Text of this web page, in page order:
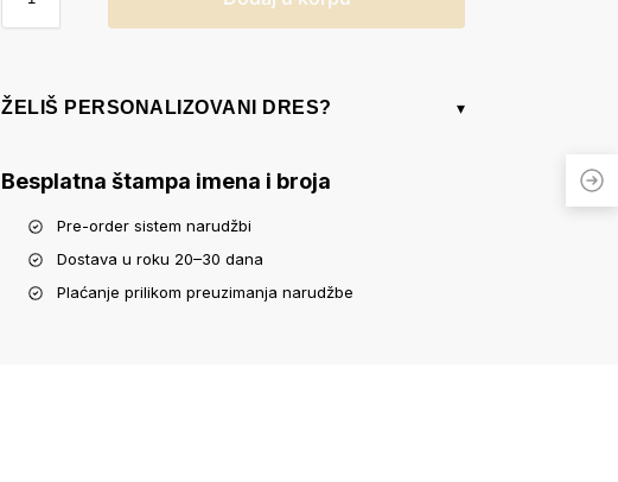
ŽELIŠ PERSONALIZOVANI DRES? ▾
Besplatna štampa imena i broja
Pre-order sistem narudžbi
Dostava u roku 20–30 dana
Plaćanje prilikom preuzimanja narudžbe